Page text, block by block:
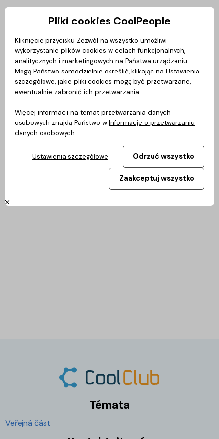
Strefa prywatna
Veřejná část
Hledání
Témata
Veřejná část
Pliki cookies CoolPeople
Kliknięcie przycisku Zezwól na wszystko umożliwi
wykorzystanie plików cookies w celach funkcjonalnych,
analitycznych i marketingowych na Państwa urządzeniu.
Mogą Państwo samodzielnie określić, klikając na Ustawienia
szczegółowe, jakie pliki cookies mogą być przetwarzane,
ewentualnie zabronić ich przetwarzania.
Więcej informacji na temat przetwarzania danych
osobowych znajdą Państwo w Informacje o przetwarzaniu
danych osobowych.
Ustawienia szczegółowe Odrzuć wszystko
Zaakceptuj wszystko